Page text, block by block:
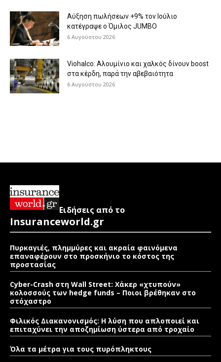
Aύξηση πωλήσεων +9% τον Ιούλιο
κατέγραψε ο Όμιλος JUMBO
6 Αυγούστου 2026
Viohalco: Aλουμίνιο και χαλκός δίνουν boost
στα κέρδη, παρά την αβεβαιότητα
6 Αυγούστου 2026
Ειδήσεις από το
Insuranceworld.gr
Πυρκαγιές, πλημμύρες και ακραία φαινόμενα
επαναφέρουν στο προσκήνιο το κόστος της
προστασίας
Cyber-Crash στη Wall Street: Χάκερ «χτυπούν»
κολοσσούς των hedge funds – Ποιοι βρέθηκαν στο
στόχαστρο
Φιλικός Διακανονισμός: Η λύση που απλοποιεί και
επιταχύνει την αποζημίωση ύστερα από τροχαίο
Όλα τα μέτρα για τους πυρόπληκτους